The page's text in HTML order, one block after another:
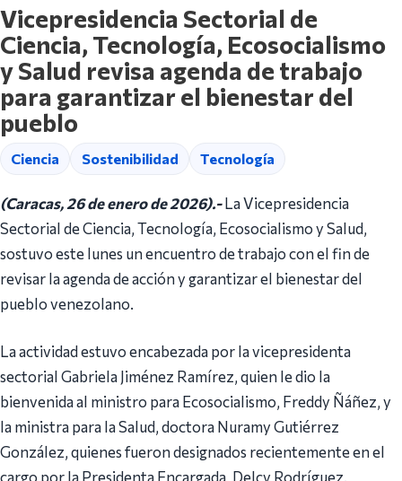
Vicepresidencia Sectorial de
Ciencia, Tecnología, Ecosocialismo
y Salud revisa agenda de trabajo
para garantizar el bienestar del
pueblo
Ciencia Sostenibilidad Tecnología
(Caracas, 26 de enero de 2026).-La Vicepresidencia
Sectorial de Ciencia, Tecnología, Ecosocialismo y Salud,
sostuvo este lunes un encuentro de trabajo con el fin de
revisar la agenda de acción y garantizar el bienestar del
pueblo venezolano.
La actividad estuvo encabezada por la vicepresidenta
sectorial Gabriela Jiménez Ramírez, quien le dio la
bienvenida al ministro para Ecosocialismo, Freddy Ñáñez, y
la ministra para la Salud, doctora Nuramy Gutiérrez
González, quienes fueron designados recientemente en el
cargo por la Presidenta Encargada, Delcy Rodríguez.